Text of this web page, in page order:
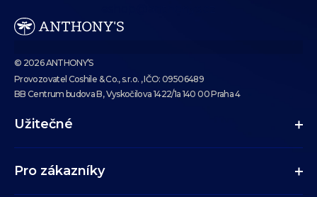
© 2026 ANTHONY’S
Provozovatel Coshile & Co., s.r.o. , IČO: 09506489
BB Centrum budova B, Vyskočilova 1422/1a 140 00 Praha 4
Užitečné
Pro zákazníky